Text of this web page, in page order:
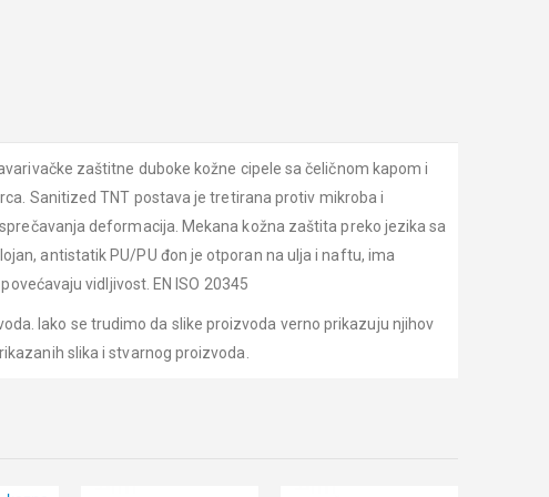
zaštitne duboke kožne cipele sa čeličnom kapom i
Sanitized TNT postava je tretirana protiv mikroba i
deformacija. Mekana kožna zaštita preko jezika sa
antistatik PU/PU đon je otporan na ulja i naftu, ima
vidljivost. EN ISO 20345
Iako se trudimo da slike proizvoda verno prikazuju njihov
slika i stvarnog proizvoda.